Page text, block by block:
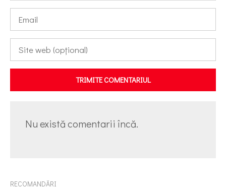
TRIMITE COMENTARIUL
Nu există comentarii încă.
RECOMANDĂRI